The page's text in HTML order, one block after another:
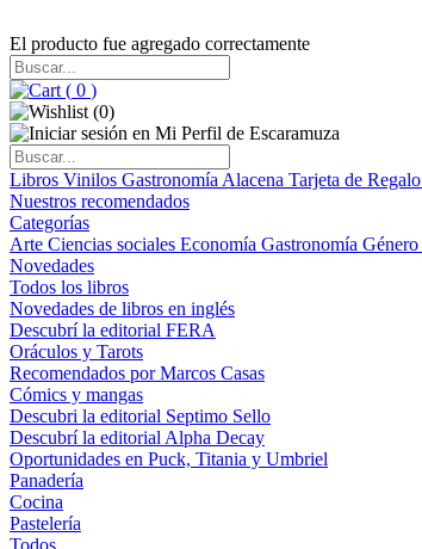
El producto fue agregado correctamente
( 0 )
(0)
Libros Vinilos Gastronomía Alacena Tarjeta de Regalo
Nuestros recomendados
Categorías
Arte Ciencias sociales Economía Gastronomía Género
Novedades
Todos los libros
Novedades de libros en inglés
Descubrí la editorial FERA
Oráculos y Tarots
Recomendados por Marcos Casas
Cómics y mangas
Descubri la editorial Septimo Sello
Descubrí la editorial Alpha Decay
Oportunidades en Puck, Titania y Umbriel
Panadería
Cocina
Pastelería
Todos